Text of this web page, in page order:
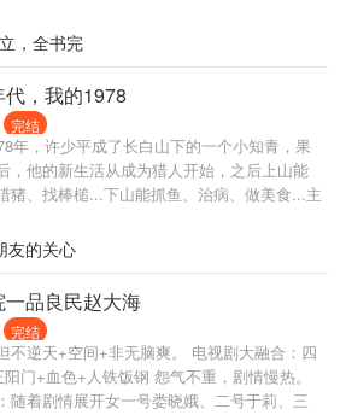
，全书完
代，我的1978
完结
年，许少平成了长白山下的一个小知青，果
，他的新生活从成为猎人开始，之后上山能
猪、找棒槌...下山能抓鱼、治病、做美食...主
将起，全民经济即将起飞，面对长白山这个
库，许少平由此开启了他的重返人生！！！
友的关心
一品良民赵大海
完结
不逆天+空间+非无脑爽。 电视剧大融合：四
门+血色+人铁饭钢 怨气不重，剧情慢热。
随着剧情展开女一号娄晓娥、二号于莉、三